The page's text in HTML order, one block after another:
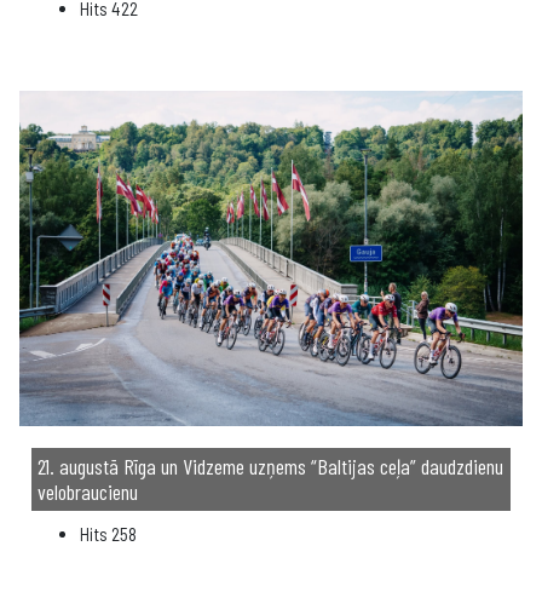
Hits 422
21. augustā Rīga un Vidzeme uzņems “Baltijas ceļa” daudzdienu
velobraucienu
Hits 258